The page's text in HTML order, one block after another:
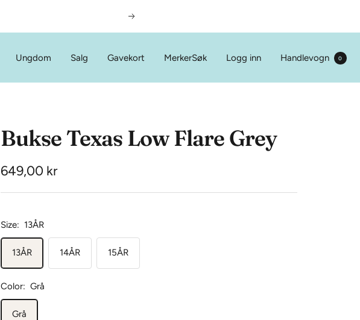
Neste
Ungdom Salg Gavekort MerkerSøk Logg inn Handlevogn 0
Bukse Texas Low Flare Grey
Tilbud
649,00 kr
Size: 13ÅR
13ÅR 14ÅR 15ÅR
Color: Grå
Grå